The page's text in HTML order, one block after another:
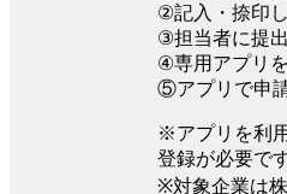
②記入・捺印
③担当者に提
④専用アプリ
⑤アプリで申
※アプリを利
登録が必要です
※対象企業は